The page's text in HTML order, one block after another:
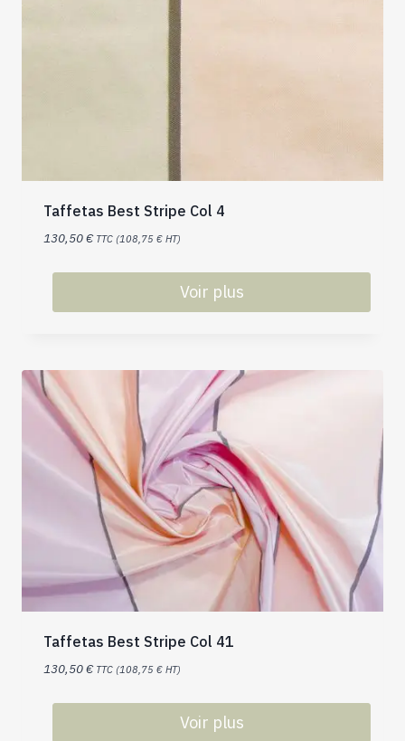
Taffetas Best Stripe Col 4
130,50€ TTC (108,75 € HT)
Voir plus
Taffetas Best Stripe Col 41
130,50€ TTC (108,75 € HT)
Voir plus